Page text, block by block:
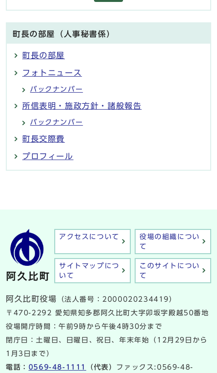
町長の部屋（人事秘書係）
町長の部屋
フォトニュース
バックナンバー
所信表明・施政方針・諸般報告
バックナンバー
町長交際費
プロフィール
アクセスについて
役場の組織につい
て
サイトマップにつ
いて
このサイトについ
て
阿久比町役場
（法人番号：2000020234419）
〒470-2292 愛知県知多郡阿久比町大字卯坂字殿越50番地
役場開庁時間：午前9時から午後4時30分まで
閉庁日：土曜日、日曜日、祝日、年末年始（12月29日から
1月3日まで）
電話： 0569-48-1111 （代表） ファックス:0569-48-